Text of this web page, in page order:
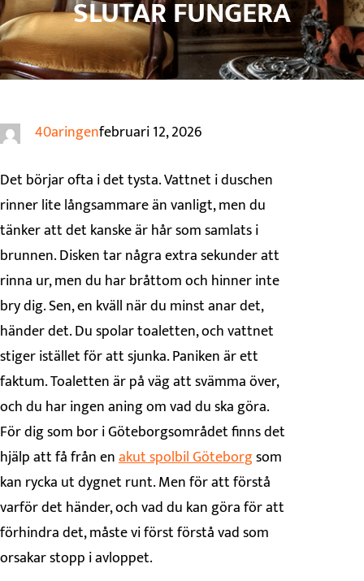
SLUTAR FUNGERA
40aringenfebruari 12, 2026
Det börjar ofta i det tysta. Vattnet i duschen
rinner lite långsammare än vanligt, men du
tänker att det kanske är hår som samlats i
brunnen. Disken tar några extra sekunder att
rinna ur, men du har bråttom och hinner inte
bry dig. Sen, en kväll när du minst anar det,
händer det. Du spolar toaletten, och vattnet
stiger istället för att sjunka. Paniken är ett
faktum. Toaletten är på väg att svämma över,
och du har ingen aning om vad du ska göra.
För dig som bor i Göteborgsområdet finns det
hjälp att få från enakut spolbil Göteborgsom
kan rycka ut dygnet runt. Men för att förstå
varför det händer, och vad du kan göra för att
förhindra det, måste vi först förstå vad som
orsakar stopp i avloppet.